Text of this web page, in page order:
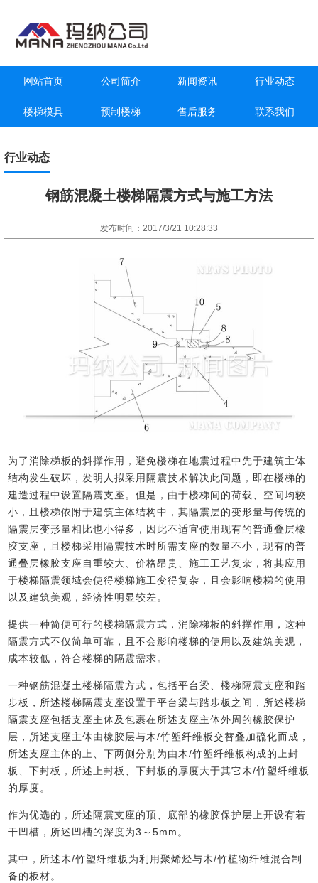
网站首页 公司简介 新闻资讯 行业动态
楼梯模具 预制楼梯 售后服务 联系我们
行业动态
钢筋混凝土楼梯隔震方式与施工方法
发布时间：2017/3/21 10:28:33
为了消除梯板的斜撑作用，避免楼梯在地震过程中先于建筑主体
结构发生破坏，发明人拟采用隔震技术解决此问题，即在楼梯的
建造过程中设置隔震支座。但是，由于楼梯间的荷载、空间均较
小，且楼梯依附于建筑主体结构中，其隔震层的变形量与传统的
隔震层变形量相比也小得多，因此不适宜使用现有的普通叠层橡
胶支座，且楼梯采用隔震技术时所需支座的数量不小，现有的普
通叠层橡胶支座自重较大、价格昂贵、施工工艺复杂，将其应用
于楼梯隔震领域会使得楼梯施工变得复杂，且会影响楼梯的使用
以及建筑美观，经济性明显较差。
提供一种简便可行的楼梯隔震方式，消除梯板的斜撑作用，这种
隔震方式不仅简单可靠，且不会影响楼梯的使用以及建筑美观，
成本较低，符合楼梯的隔震需求。
一种钢筋混凝土楼梯隔震方式，包括平台梁、楼梯隔震支座和踏
步板，所述楼梯隔震支座设置于平台梁与踏步板之间，所述楼梯
隔震支座包括支座主体及包裹在所述支座主体外周的橡胶保护
层，所述支座主体由橡胶层与木/竹塑纤维板交替叠加硫化而成，
所述支座主体的上、下两侧分别为由木/竹塑纤维板构成的上封
板、下封板，所述上封板、下封板的厚度大于其它木/竹塑纤维板
的厚度。
作为优选的，所述隔震支座的顶、底部的橡胶保护层上开设有若
干凹槽，所述凹槽的深度为3～5mm。
其中，所述木/竹塑纤维板为利用聚烯烃与木/竹植物纤维混合制
备的板材。